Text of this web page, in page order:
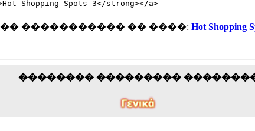
�� ����������� �� ����: Hot Shopping
�������� ���������